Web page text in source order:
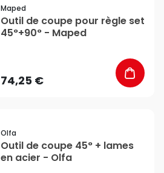
Maped
Outil de coupe pour règle set
45°+90° - Maped
74,25 €
Olfa
Outil de coupe 45° + lames
en acier - Olfa